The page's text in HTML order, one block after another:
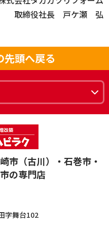
取締役社長 戸ケ瀬 弘
先頭へ戻る
市（古川）・石巻市・
の専門店
字舞台102